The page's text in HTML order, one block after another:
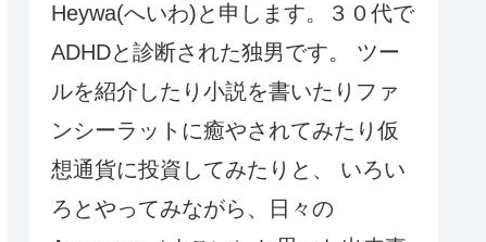
Heywa(へいわ)と申します。３０代で
ADHDと診断された独男です。 ツー
ルを紹介したり小説を書いたりファ
ンシーラットに癒やされてみたり仮
想通貨に投資してみたりと、 いろい
ろとやってみながら、日々の